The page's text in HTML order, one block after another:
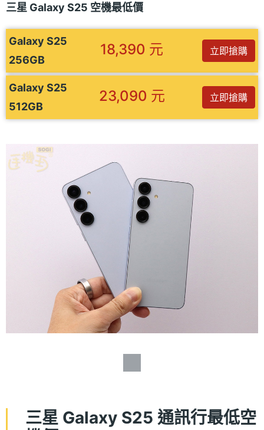
三星 Galaxy S25 空機最低價
Galaxy S25
256GB
18,390 元 立即搶購
Galaxy S25
512GB
23,090 元 立即搶購
三星 Galaxy S25 通訊行最低空